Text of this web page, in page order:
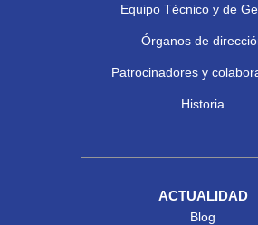
Equipo Técnico y de
Órganos de
Patrocinadores y
Historia
ACTUALIDAD
Blog